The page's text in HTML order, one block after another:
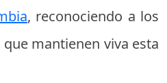
, reconociendo a los
mantienen viva esta